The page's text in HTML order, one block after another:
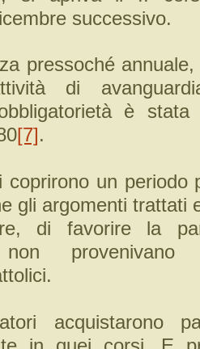
successivo.
pressoché
di
è
[7].
coprirono un periodo
gli argomenti trattati
di favorire la
provenivano
acquistarono